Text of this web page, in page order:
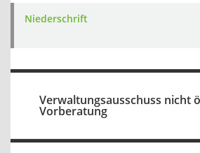
Niederschrift
Verwaltungsausschuss nicht
Vorberatung